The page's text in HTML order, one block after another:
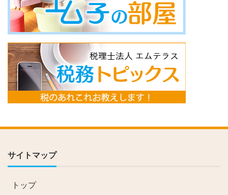
サイトマップ
トップ